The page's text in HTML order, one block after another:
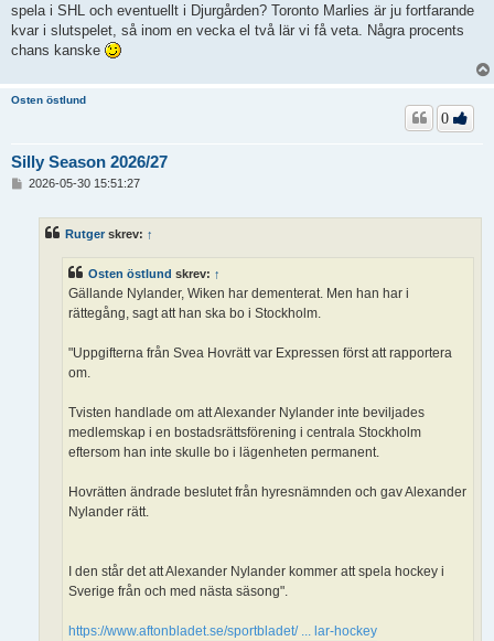
spela i SHL och eventuellt i Djurgården? Toronto Marlies är ju fortfarande
kvar i slutspelet, så inom en vecka el två lär vi få veta. Några procents
chans kanske
Osten östlund
Silly Season 2026/27
0
2026-05-30 15:51:27
Rutger skrev: ↑
Osten östlund skrev: ↑
Gällande Nylander, Wiken har dementerat. Men han har i
rättegång, sagt att han ska bo i Stockholm.
"Uppgifterna från Svea Hovrätt var Expressen först att rapportera
om.
Tvisten handlade om att Alexander Nylander inte beviljades
medlemskap i en bostadsrättsförening i centrala Stockholm
eftersom han inte skulle bo i lägenheten permanent.
Hovrätten ändrade beslutet från hyresnämnden och gav Alexander
Nylander rätt.
I den står det att Alexander Nylander kommer att spela hockey i
Sverige från och med nästa säsong".
https://www.aftonbladet.se/sportbladet/ ... lar-hockey